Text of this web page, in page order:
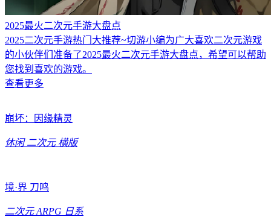
2025最火二次元手游大盘点
2025二次元手游热门大推荐~切游小编为广大喜欢二次元游戏
的小伙伴们准备了2025最火二次元手游大盘点，希望可以帮助
您找到喜欢的游戏。
查看更多
崩坏：因缘精灵
休闲 二次元 横版
境·界 刀鸣
二次元 ARPG 日系